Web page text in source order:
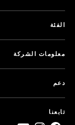
الفئة
معلومات الشركة
دعم
تابعنا